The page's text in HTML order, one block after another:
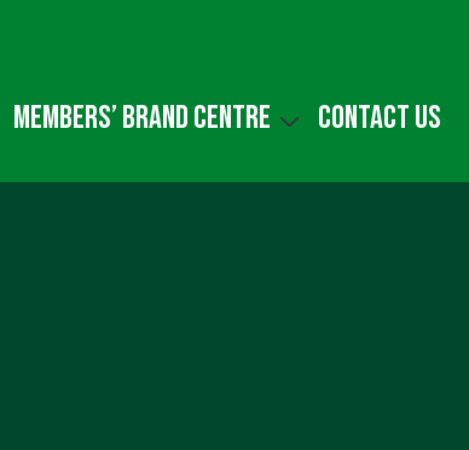
Members’ Brand Centre Contact us